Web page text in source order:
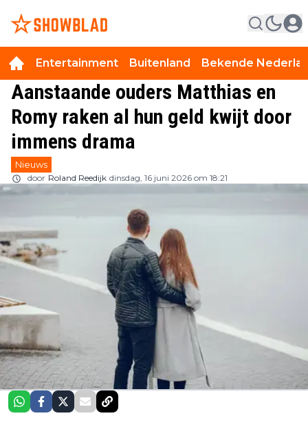
Entertainment Buitenland Bekende
Aanstaande ouders Matthias en
Romy raken al hun geld kwijt door
immens drama
Nieuws
door Roland Reedijk dinsdag, 16 juni 2026 om 18:21